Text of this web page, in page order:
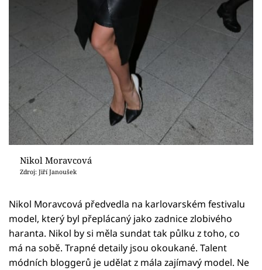
Nikol Moravcová
Zdroj: Jiří Janoušek
Nikol Moravcová předvedla na karlovarském festivalu
model, který byl přeplácaný jako zadnice zlobivého
haranta. Nikol by si měla sundat tak půlku z toho, co
má na sobě. Trapné detaily jsou okoukané. Talent
módních bloggerů je udělat z mála zajímavý model. Ne